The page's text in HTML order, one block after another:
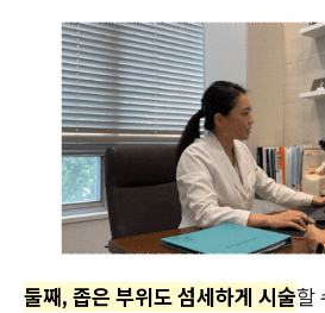
둘째, 좁은 부위도 섬세하게 시술할